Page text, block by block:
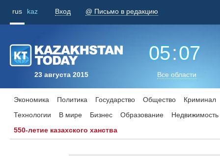
rus kaz Вход @ Письмо в редакцию
23 августа 2015
05:07
Все области
Экономика Политика Государство Общество
Криминал
Технологии
В мире Бизнес Образование
Недвижимость
550-летие казахского ханства